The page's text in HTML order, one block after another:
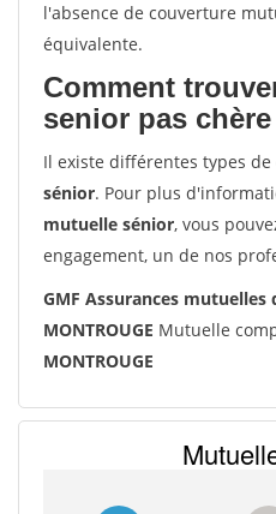
l'absence de couverture
équivalente.
Comment
senior pas
Il existe différentes types de
sénior. Pour plus
mutuelle sénior, vous
engagement, un de nos
GMF Assurances mutuelles
MONTROUGE Mutuelle
MONTROUGE